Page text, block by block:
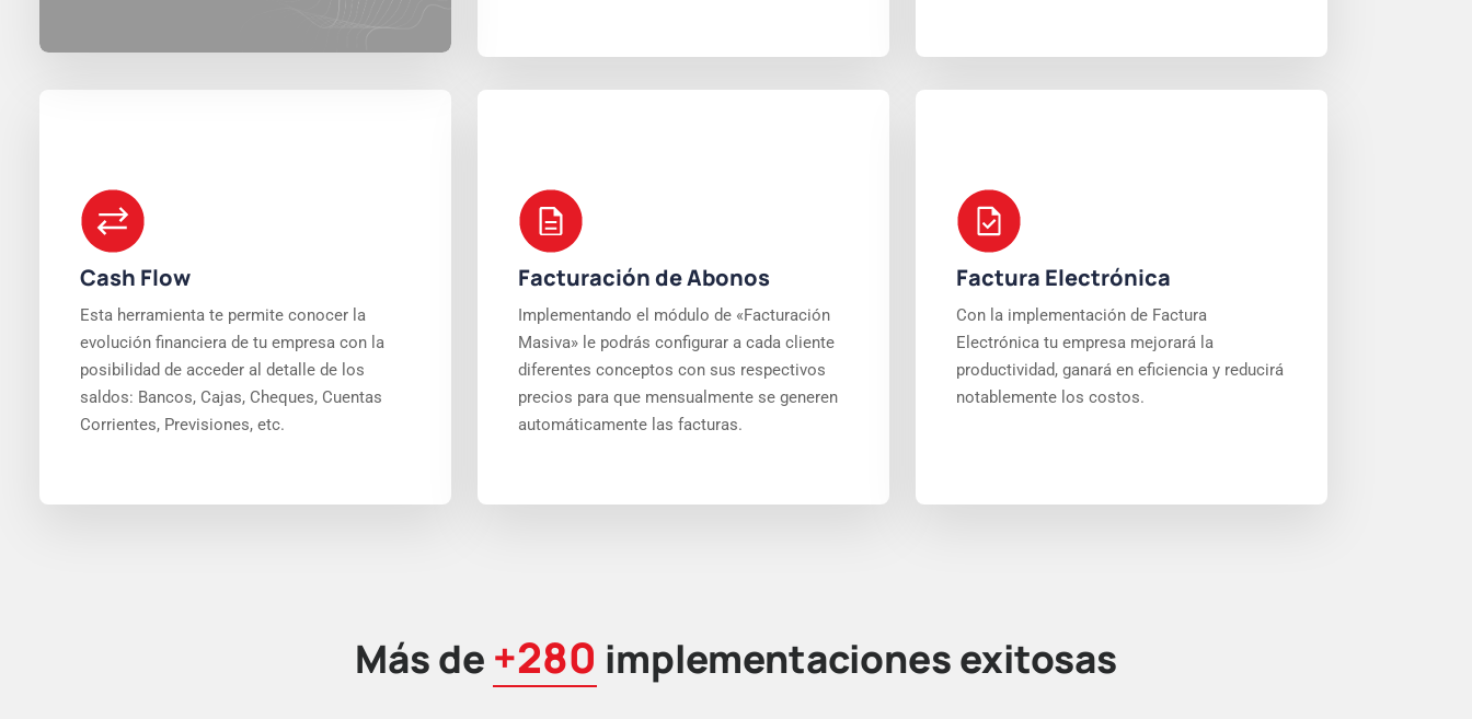
Cash Flow
Esta herramienta te permite conocer la
evolución financiera de tu empresa con la
posibilidad de acceder al detalle de los
saldos: Bancos, Cajas, Cheques, Cuentas
Corrientes, Previsiones, etc.
Facturación de Abonos
Implementando el módulo de «Facturación
Masiva» le podrás configurar a cada cliente
diferentes conceptos con sus respectivos
precios para que mensualmente se generen
automáticamente las facturas.
Factura Electrónica
Con la implementación de Factura
Electrónica tu empresa mejorará la
productividad, ganará en eficiencia y reducirá
notablemente los costos.
Más de +280 implementaciones exitosas